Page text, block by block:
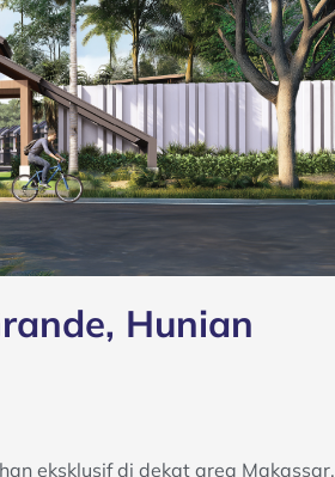
Hunian
eksklusif di dekat area Makassar,